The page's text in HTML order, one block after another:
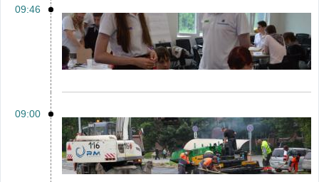
09:46
09:00